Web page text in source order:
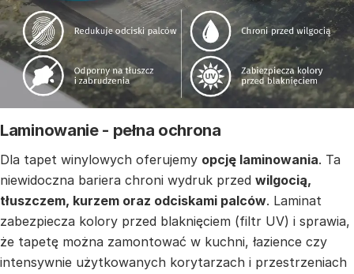
Laminowanie - pełna ochrona
Dla tapet winylowych oferujemy opcję laminowania. Ta
niewidoczna bariera chroni wydruk przed wilgocią,
tłuszczem, kurzem oraz odciskami palców. Laminat
zabezpiecza kolory przed blaknięciem (filtr UV) i sprawia,
że tapetę można zamontować w kuchni, łazience czy
intensywnie użytkowanych korytarzach i przestrzeniach